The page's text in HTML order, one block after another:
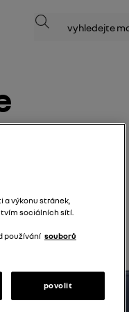
Hledat
a výkonu stránek,
sociálních sítí.
používání souborů
povolit